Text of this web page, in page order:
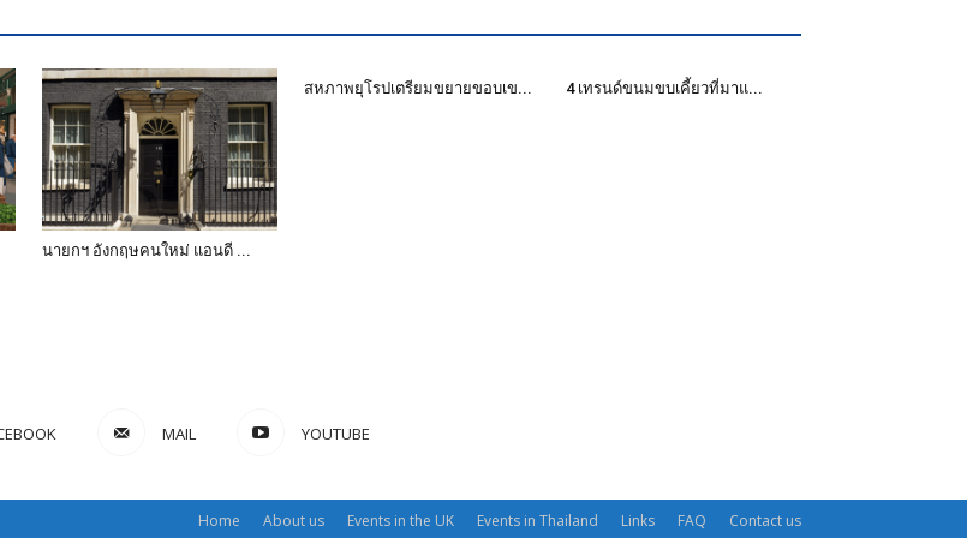
นายกฯ อังกฤษคนใหม่ แอนดี ...
สหภาพยุโรปเตรียมขยายขอบเข... 4 เทรนด์ขนมขบเคี้ยวที่มาแ...
MAIL YOUTUBE
Home About us Events in the UK Events in Thailand Links FAQ Contact us